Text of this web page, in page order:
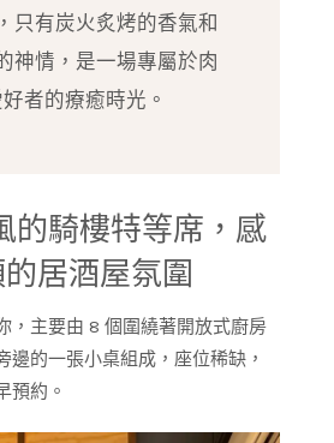
只有炭火炙烤的香氣和
神情，是一場專屬於肉
者的療癒時光。
的騎樓特等席，感
居酒屋氛圍
，主要由 8 個圍繞著開放式廚房
邊的一張小桌組成，座位稀缺，
預約。